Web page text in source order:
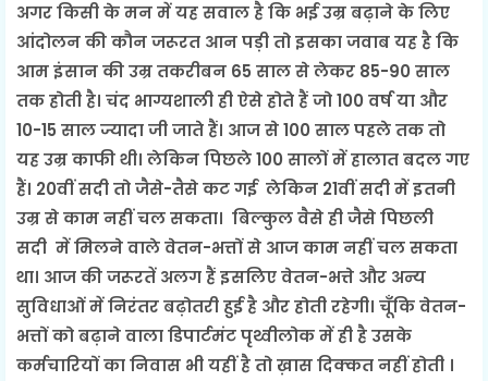
अगर किसी के मन में यह सवाल है कि भई उम्र बढ़ाने के लिए
आंदोलन की कौन जरूरत आन पड़ी तो इसका जवाब यह है कि
आम इंसान की उम्र तकरीबन 65 साल से लेकर 85-90 साल
तक होती है। चंद भाग्यशाली ही ऐसे होते हैं जो 100 वर्ष या और
10-15 साल ज्यादा जी जाते हैं। आज से 100 साल पहले तक तो
यह उम्र काफी थी। लेकिन पिछले 100 सालों में हालात बदल गए
हैं। 20वीं सदी तो जैसे-तैसे कट गई लेकिन 21वीं सदी में इतनी
उम्र से काम नहीं चल सकता। बिल्कुल वैसे ही जैसे पिछली
सदी में मिलने वाले वेतन-भत्तों से आज काम नहीं चल सकता
था। आज की जरूरतें अलग हैं इसलिए वेतन-भत्ते और अन्य
सुविधाओं में निरंतर बढ़ोतरी हुई है और होती रहेगी। चूँकि वेतन-
भत्तों को बढ़ाने वाला डिपार्टमंट पृथ्वीलोक में ही है उसके
कर्मचारियों का निवास भी यहीं है तो ख़ास दिक्कत नहीं होती ।